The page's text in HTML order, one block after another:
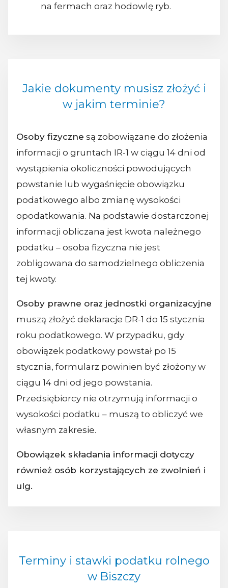
na fermach oraz hodowlę ryb.
Jakie dokumenty musisz złożyć i
w jakim terminie?
Osoby fizyczne są zobowiązane do złożenia
informacji o gruntach IR-1 w ciągu 14 dni od
wystąpienia okoliczności powodujących
powstanie lub wygaśnięcie obowiązku
podatkowego albo zmianę wysokości
opodatkowania. Na podstawie dostarczonej
informacji obliczana jest kwota należnego
podatku – osoba fizyczna nie jest
zobligowana do samodzielnego obliczenia
tej kwoty.
Osoby prawne oraz jednostki organizacyjne
muszą złożyć deklaracje DR-1 do 15 stycznia
roku podatkowego. W przypadku, gdy
obowiązek podatkowy powstał po 15
stycznia, formularz powinien być złożony w
ciągu 14 dni od jego powstania.
Przedsiębiorcy nie otrzymują informacji o
wysokości podatku – muszą to obliczyć we
własnym zakresie.
Obowiązek składania informacji dotyczy
również osób korzystających ze zwolnień i
ulg.
Terminy i stawki podatku rolnego
w Biszczy